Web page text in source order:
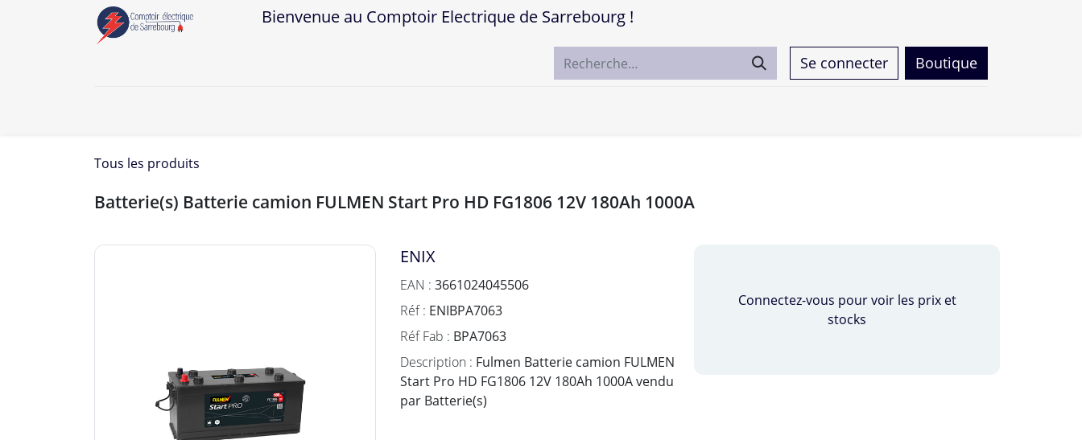
Bienvenue au Comptoir Electrique de Sarrebourg !
Se connecter Boutique
Tous les produits
Batterie(s) Batterie camion FULMEN Start Pro HD FG1806 12V 180Ah 1000A
ENIX
EAN : 3661024045506
Réf : ENIBPA7063
Réf Fab : BPA7063
Description : Fulmen Batterie camion FULMEN
Start Pro HD FG1806 12V 180Ah 1000A vendu
par Batterie(s)
Connectez-vous pour voir les prix et
stocks